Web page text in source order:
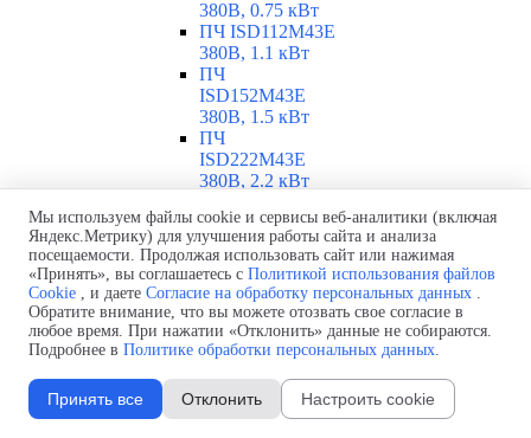
380В, 0.75 кВт
ПЧ ISD112M43E
380В, 1.1 кВт
ПЧ
ISD152M43E
380В, 1.5 кВт
ПЧ
ISD222M43E
380В, 2.2 кВт
ISD302M43E
380В, 3 кВт
ПЧ
ISD402M43E
380В, 4 кВт
ПЧ
ISD552M43E
ПЧ
ISD752M43E
Мы используем файлы cookie и сервисы веб-аналитики (включая
Яндекс.Метрику) для улучшения работы сайта и анализа
посещаемости. Продолжая использовать сайт или нажимая
«Принять», вы соглашаетесь с Политикой использования файлов
Cookie , и даете Согласие на обработку персональных данных .
Обратите внимание, что вы можете отозвать свое согласие в
любое время. При нажатии «Отклонить» данные не собираются.
Подробнее в Политике обработки персональных данных.
Принять все Отклонить Настроить cookie